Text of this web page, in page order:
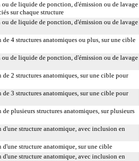
de liquide de ponction, d'émission ou de lavage
sur chaque structure
de liquide de ponction, d'émission ou de lavage
4 structures anatomiques ou plus, sur une cible
de liquide de ponction, d'émission ou de lavage
2 structures anatomiques, sur une cible pour
3 structures anatomiques, sur une cible pour
plusieurs structures anatomiques, sur plusieurs
structure anatomique, avec inclusion en
structure anatomique, sur une cible
structure anatomique, avec inclusion en